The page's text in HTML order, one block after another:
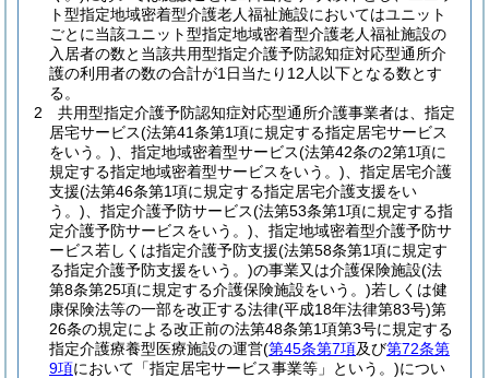
ト型指定地域密着型介護老人福祉施設においてはユニット
ごとに当該ユニット型指定地域密着型介護老人福祉施設の
入居者の数と当該共用型指定介護予防認知症対応型通所介
護の利用者の数の合計が1日当たり12人以下となる数とす
る。
2
共用型指定介護予防認知症対応型通所介護事業者は、指定
居宅サービス(法第41条第1項に規定する指定居宅サービス
をいう。) 、指定地域密着型サービス(法第42条の2第1項に
規定する指定地域密着型サービスをいう。) 、指定居宅介護
支援(法第46条第1項に規定する指定居宅介護支援をい
う。) 、指定介護予防サービス(法第53条第1項に規定する指
定介護予防サービスをいう。) 、指定地域密着型介護予防サ
ービス若しくは指定介護予防支援(法第58条第1項に規定す
る指定介護予防支援をいう。)の事業又は介護保険施設(法
第8条第25項に規定する介護保険施設をいう。)若しくは健
康保険法等の一部を改正する法律(平成18年法律第83号)第
26条の規定による改正前の法第48条第1項第3号に規定する
指定介護療養型医療施設の運営(第45条第7項及び第72条第
9項において「指定居宅サービス事業等」という。)につい